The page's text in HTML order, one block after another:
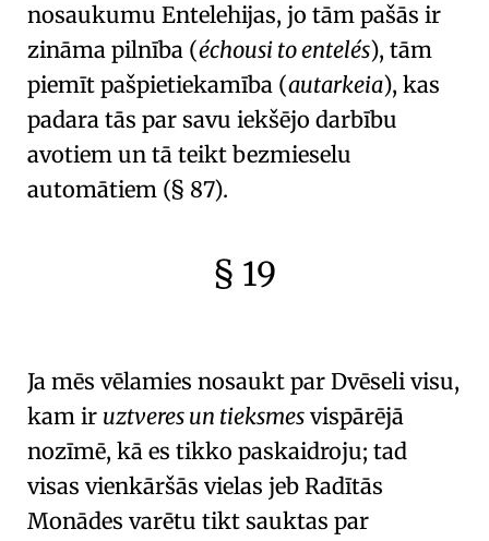
nosaukumu Entelehijas, jo tām pašās ir
zināma pilnība (échousi to entelés), tām
piemīt pašpietiekamība (autarkeia), kas
padara tās par savu iekšējo darbību
avotiem un tā teikt bezmieselu
automātiem (§ 87).
§ 19
Ja mēs vēlamies nosaukt par Dvēseli visu,
kam ir uztveres un tieksmes vispārējā
nozīmē, kā es tikko paskaidroju; tad
visas vienkāršās vielas jeb Radītās
Monādes varētu tikt sauktas par